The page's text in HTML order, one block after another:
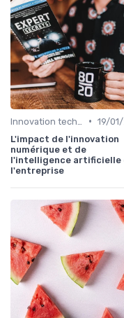
• 19/
L'impact de l'innovation
numérique et de
l'intelligence artificielle
l'entreprise